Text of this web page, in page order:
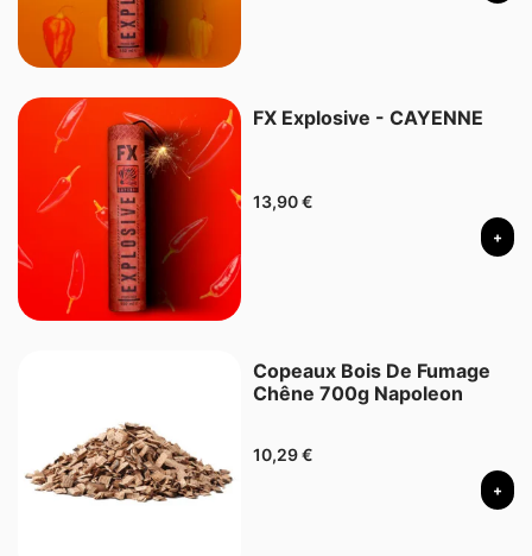
FX Explosive - CAYENNE
13,90€
+
Copeaux Bois De Fumage
Chêne 700g Napoleon
10,29€
+